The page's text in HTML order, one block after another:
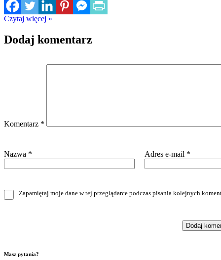
Czytaj więcej »
Dodaj komentarz
Komentarz *
Nazwa * Adres e-mail *
Zapamiętaj moje dane w tej przeglądarce podczas pisania kolejnych
Masz pytania?